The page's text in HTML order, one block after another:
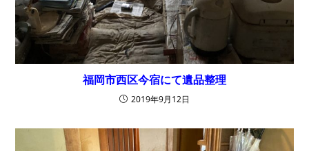
福岡市西区今宿にて遺品整理
2019年9月12日